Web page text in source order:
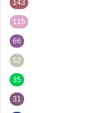
143
115
66
52
35
31